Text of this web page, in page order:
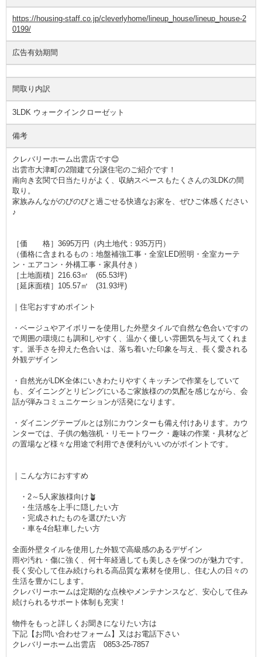
https://housing-staff.co.jp/cleverlyhome/lineup_house/lineup_house-2
0199/
広告有効期間
間取り内訳
3LDK ウォークインクローゼット
備考
クレバリーホーム出雲店です😊
出雲市大津町の2階建て分譲住宅のご紹介です！
南向き玄関で日当たりがよく、収納スペースもたくさんの3LDKの間
取り。
家族みんながのびのびと過ごせる快適なお家を、ぜひご体感ください
♪
［価 格］3695万円（内土地代：935万円）
（価格に含まれるもの：地盤補強工事・全室LED照明・全室カーテ
ン・エアコン・外構工事・家具付き）
［土地面積］216.63㎡ (65.53坪)
［延床面積］105.57㎡ (31.93坪)
｜住宅おすすめポイント
・ベージュやアイボリーを使用した外壁タイルで自然な色合いですの
で周囲の環境にも調和しやすく、温かく優しい雰囲気を与えてくれま
す。派手さを抑えた色合いは、落ち着いた印象を与え、長く愛される
外観デザイン
・自然光がLDK全体にいきわたりやすくキッチンで作業をしていて
も、ダイニングとリビングにいるご家族様のの気配を感じながら、会
話が弾みコミュニケーションが活発になります。
・ダイニングテーブルとは別にカウンターも備え付けあります。カウ
ンターでは、子供の勉強机・リモートワーク・趣味の作業・具材など
の置場など様々な用途で利用でき便利がいいのがポイントです。
｜こんな方におすすめ
・2～5人家族様向け🪴
・生活感を上手に隠したい方
・完成されたものを選びたい方
・車を4台駐車したい方
全面外壁タイルを使用した外観で高級感のあるデザイン
雨や汚れ・傷に強く、何十年経過しても美しさを保つのが魅力です。
長く安心して住み続けられる高品質な素材を使用し、住む人の日々の
生活を豊かにします。
クレバリーホームは定期的な点検やメンテナンスなど、安心して住み
続けられるサポート体制も充実！
物件をもっと詳しくお聞きになりたい方は
下記【お問い合わせフォーム】又はお電話下さい
クレバリーホーム出雲店 0853-25-7857